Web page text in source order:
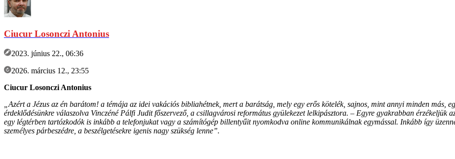
Ciucur Losonczi Antonius
2023. június 22., 06:36
2026. március 12., 23:55
Ciucur Losonczi Antonius
„Azért a Jézus az én barátom! a témája az idei vakációs bibliahétnek, mert a barátság, mely egy erős kötelék, sajnos, mint annyi minden más,
érdeklődésünkre válaszolva Vinczéné Pálfi Judit főszervező, a csillagvárosi református gyülekezet lelkipásztora. – Egyre gyakrabban érzékeljük
egy légtérben tartózkodók is inkább a telefonjukat vagy a számítógép billentyűit nyomkodva online kommunikálnak egymással. Inkább így
személyes párbeszédre, a beszélgetésekre igenis nagy szükség lenne”.